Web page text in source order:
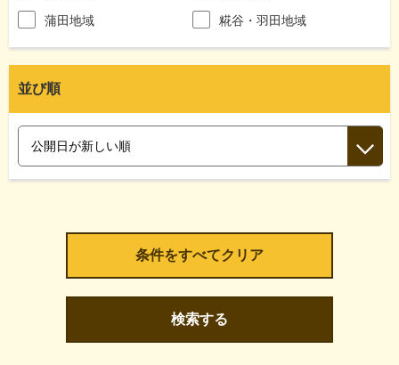
蒲田地域
糀谷・羽田地域
並び順
検索する